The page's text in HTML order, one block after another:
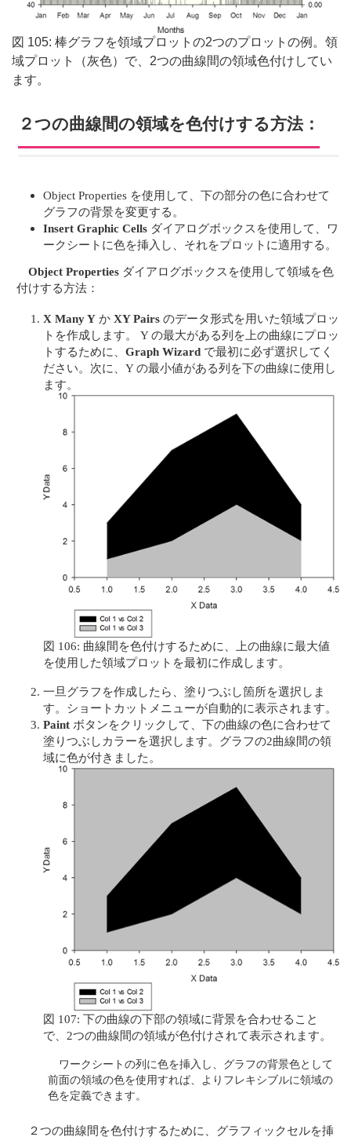
図 105: 棒グラフを領域プロットの2つのプロットの例。領
域プロット（灰色）で、2つの曲線間の領域色付けしてい
ます。
２つの曲線間の領域を色付けする方法：
Object Properties を使用して、下の部分の色に合わせて
グラフの背景を変更する。
Insert Graphic Cells ダイアログボックスを使用して、ワ
ークシートに色を挿入し、それをプロットに適用する。
Object Properties ダイアログボックスを使用して領域を色
付けする方法：
X Many Y か XY Pairs のデータ形式を用いた領域プロッ
トを作成します。 Y の最大がある列を上の曲線にプロッ
トするために、 Graph Wizard で最初に必ず選択してく
ださい。次に、Y の最小値がある列を下の曲線に使用し
ます。
図 106: 曲線間を色付けするために、上の曲線に最大値
を使用した領域プロットを最初に作成します。
一旦グラフを作成したら、塗りつぶし箇所を選択しま
す。ショートカットメニューが自動的に表示されます。
Paint ボタンをクリックして、下の曲線の色に合わせて
塗りつぶしカラーを選択します。グラフの2曲線間の領
域に色が付きました。
図 107: 下の曲線の下部の領域に背景を合わせること
で、2つの曲線間の領域が色付けされて表示されます。
ワークシートの列に色を挿入し、グラフの背景色として
前面の領域の色を使用すれば、よりフレキシブルに領域の
色を定義できます。
２つの曲線間を色付けするために、グラフィックセルを挿